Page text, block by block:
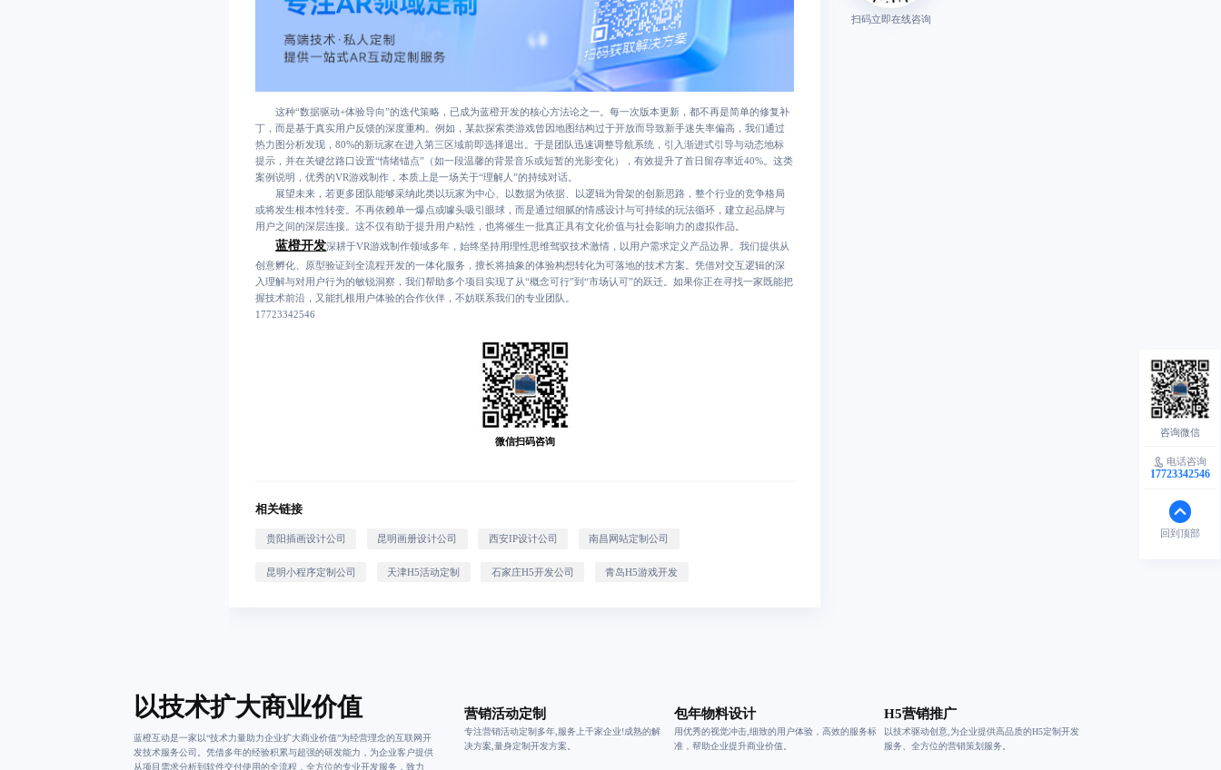
这种“数据驱动+体验导向”的迭代策略，已成为蓝橙开发的核心方法论之一。每一次版本更新，都不再是简单的修复补
丁，而是基于真实用户反馈的深度重构。例如，某款探索类游戏曾因地图结构过于开放而导致新手迷失率偏高，我们通过
热力图分析发现，80%的新玩家在进入第三区域前即选择退出。于是团队迅速调整导航系统，引入渐进式引导与动态地标
提示，并在关键岔路口设置“情绪锚点”（如一段温馨的背景音乐或短暂的光影变化），有效提升了首日留存率近40%。这类
案例说明，优秀的VR游戏制作，本质上是一场关于“理解人”的持续对话。
展望未来，若更多团队能够采纳此类以玩家为中心、以数据为依据、以逻辑为骨架的创新思路，整个行业的竞争格局
或将发生根本性转变。不再依赖单一爆点或噱头吸引眼球，而是通过细腻的情感设计与可持续的玩法循环，建立起品牌与
用户之间的深层连接。这不仅有助于提升用户粘性，也将催生一批真正具有文化价值与社会影响力的虚拟作品。
蓝橙开发深耕于VR游戏制作领域多年，始终坚持用理性思维驾驭技术激情，以用户需求定义产品边界。我们提供从
创意孵化、原型验证到全流程开发的一体化服务，擅长将抽象的体验构想转化为可落地的技术方案。凭借对交互逻辑的深
入理解与对用户行为的敏锐洞察，我们帮助多个项目实现了从“概念可行”到“市场认可”的跃迁。如果你正在寻找一家既能把
握技术前沿，又能扎根用户体验的合作伙伴，不妨联系我们的专业团队。
17723342546
微信扫码咨询
相关链接
贵阳插画设计公司 昆明画册设计公司 西安IP设计公司 南昌网站定制公司
昆明小程序定制公司 天津H5活动定制 石家庄H5开发公司 青岛H5游戏开发
扫码立即在线咨询
电话咨询
17723342546
回到顶部
以技术扩大商业价值
蓝橙互动是一家以“技术力量助力企业扩大商业价值”为经营理念的互联网开
发技术服务公司。凭借多年的经验积累与超强的研发能力，为企业客户提供
从项目需求分析到软件交付使用的全流程，全方位的专业开发服务，致力
营销活动定制
专注营销活动定制多年,服务上千家企业!成熟的解
决方案,量身定制开发方案。
包年物料设计
用优秀的视觉冲击,细致的用户体验，高效的服务标
准，帮助企业提升商业价值。
H5营销推广
以技术驱动创意,为企业提供高品质的H5定制开发
服务、全方位的营销策划服务。